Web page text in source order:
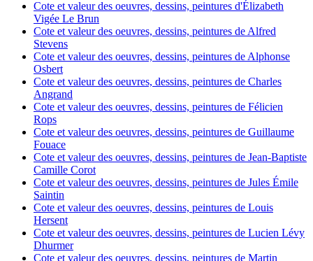
Cote et valeur des oeuvres, dessins, peintures d'Élizabeth
Vigée Le Brun
Cote et valeur des oeuvres, dessins, peintures de Alfred
Stevens
Cote et valeur des oeuvres, dessins, peintures de Alphonse
Osbert
Cote et valeur des oeuvres, dessins, peintures de Charles
Angrand
Cote et valeur des oeuvres, dessins, peintures de Félicien
Rops
Cote et valeur des oeuvres, dessins, peintures de Guillaume
Fouace
Cote et valeur des oeuvres, dessins, peintures de Jean-Baptiste
Camille Corot
Cote et valeur des oeuvres, dessins, peintures de Jules Émile
Saintin
Cote et valeur des oeuvres, dessins, peintures de Louis
Hersent
Cote et valeur des oeuvres, dessins, peintures de Lucien Lévy
Dhurmer
Cote et valeur des oeuvres, dessins, peintures de Martin